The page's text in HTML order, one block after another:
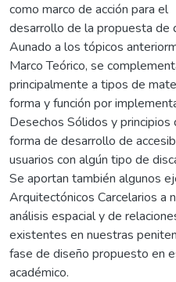
como marco de acción para el
desarrollo de la propuesta de
Aunado a los tópicos
Marco Teórico, se
principalmente a tipos de
forma y función por
Desechos Sólidos y
forma de desarrollo de
usuarios con algún tipo de
Se aportan también algunos
Arquitectónicos Carcelarios a
análisis espacial y de
existentes en nuestras
fase de diseño propuesto en
académico.